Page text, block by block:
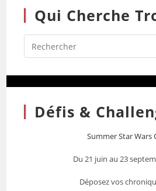
Qui Cherche
Défis &
Summer Star Wars
Du 21 juin au 23
Déposez vos